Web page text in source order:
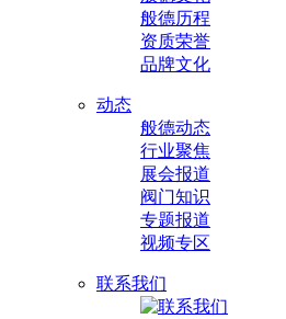
般德历程
资质荣誉
品牌文化
动态
般德动态
行业聚焦
展会报道
阀门知识
专题报道
视频专区
联系我们